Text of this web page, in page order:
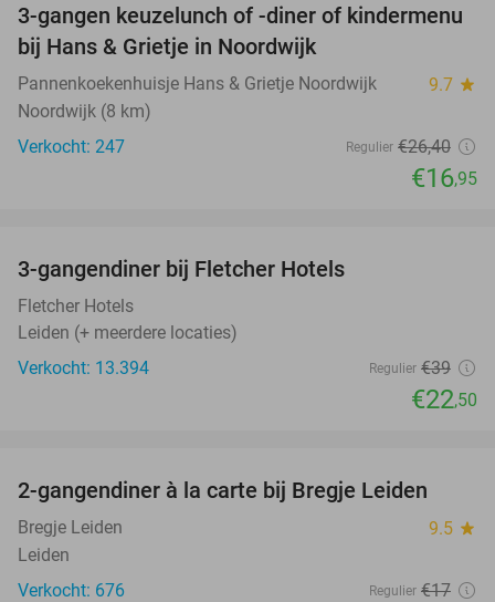
36%
3-gangen keuzelunch of -diner of kindermenu
bij Hans & Grietje in Noordwijk
Pannenkoekenhuisje Hans & Grietje Noordwijk 9.7 star
Noordwijk (8 km)
Verkocht: 247
Regulier €26,40
€16,95
3-gangendiner bij Fletcher Hotels
Fletcher Hotels
Leiden (+ meerdere locaties)
Verkocht: 13.394
Regulier €39
€22,50
2-gangendiner à la carte bij Bregje Leiden
Bregje Leiden 9.5 star
Leiden
Verkocht: 676
Regulier €17